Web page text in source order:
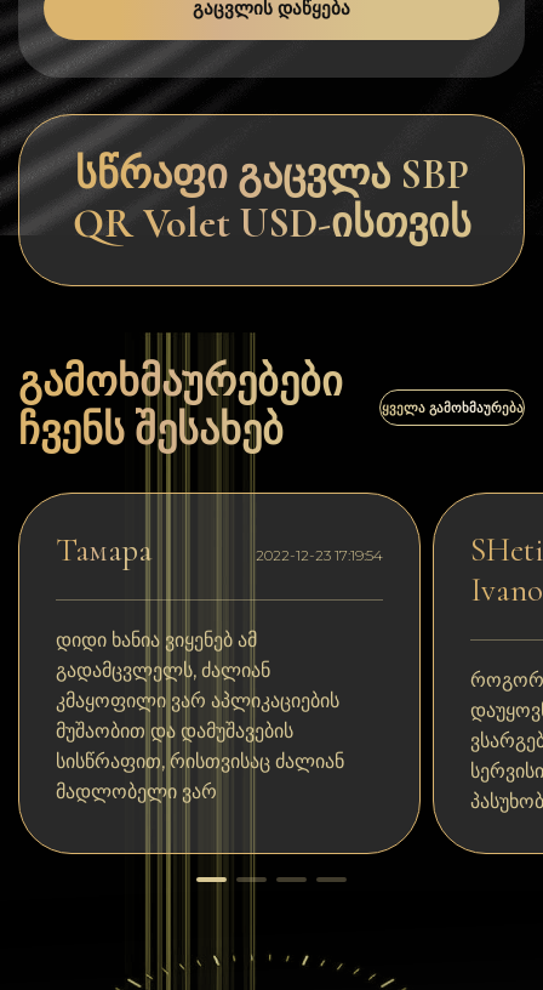
ᲒᲐᲪᲕᲚᲘᲡ ᲓᲐᲬᲧᲔᲑᲐ
სწრაფი გაცვლა SBP
QR Volet USD-ისთვის
გამოხმაურებები
ჩვენს შესახებ
ᲧᲕᲔᲚᲐ ᲒᲐᲛᲝᲮᲛᲐᲣᲠᲔᲑᲐ
Тамара 2022-12-23 17:19:54
დიდი ხანია ვიყენებ ამ
გადამცვლელს, ძალიან
კმაყოფილი ვარ აპლიკაციების
მუშაობით და დამუშავების
სისწრაფით, რისთვისაც ძალიან
მადლობელი ვარ